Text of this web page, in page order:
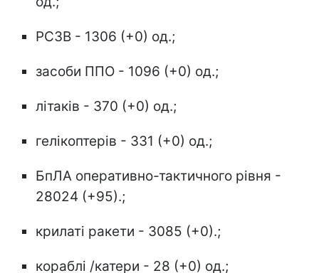
РСЗВ - 1306 (+0) од.;
засоби ППО - 1096 (+0) од.;
літаків - 370 (+0) од.;
гелікоптерів - 331 (+0) од.;
БпЛА оперативно-тактичного рівня -
28024 (+95).;
крилаті ракети - 3085 (+0).;
кораблі /катери - 28 (+0) од.;